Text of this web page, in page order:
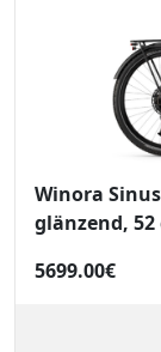
Winora
glänzend,
5699.00€